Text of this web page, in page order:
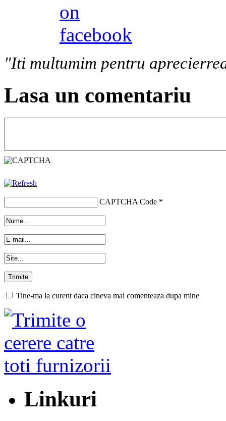
"Iti multumim pentru
Lasa un comentariu
CAPTCHA Code *
Tine-ma la curent daca cineva mai comenteaza dupa mine
Linkuri